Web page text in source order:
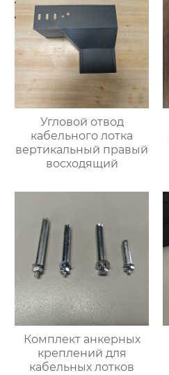
Угловой отвод
кабельного лотка
вертикальный правый
восходящий
Комплект анкерных
креплений для
кабельных лотков